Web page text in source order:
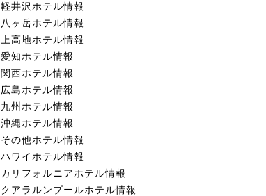
軽井沢ホテル情報
八ヶ岳ホテル情報
上高地ホテル情報
愛知ホテル情報
関西ホテル情報
広島ホテル情報
九州ホテル情報
沖縄ホテル情報
その他ホテル情報
ハワイホテル情報
カリフォルニアホテル情報
クアラルンプールホテル情報